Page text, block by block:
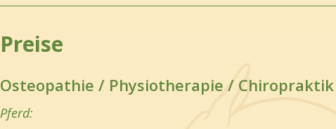
Preise
Osteopathie / Physiotherapie / Chiropraktik
Pferd: